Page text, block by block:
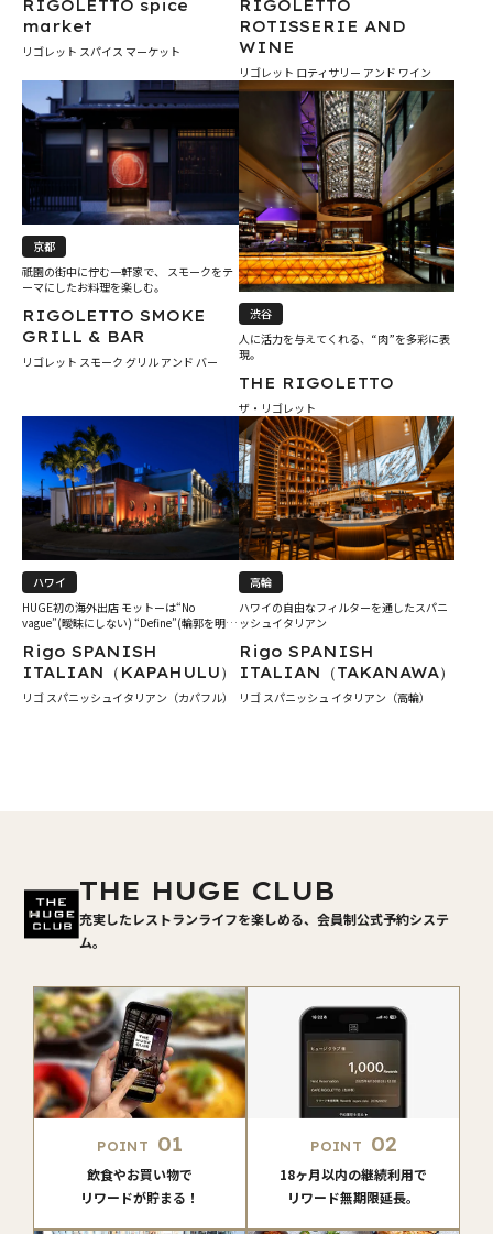
RIGOLETTO spice
market
リゴレット スパイス マーケット
RIGOLETTO
ROTISSERIE AND
WINE
リゴレット ロティサリー アンド ワイン
京都
祇園の街中に佇む一軒家で、 スモークをテ
ーマにしたお料理を楽しむ。
RIGOLETTO SMOKE
GRILL & BAR
リゴレット スモーク グリル アンド バー
渋谷
人に活力を与えてくれる、“肉”を多彩に表
現。
THE RIGOLETTO
ザ・リゴレット
ハワイ
HUGE初の海外出店 モットーは“No
vague”(曖昧にしない) “Define”(輪郭を明瞭
Rigo SPANISH
ITALIAN（KAPAHULU）
リゴ スパニッシュイタリアン（カパフル）
高輪
ハワイの自由なフィルターを通したスパニ
ッシュイタリアン
Rigo SPANISH
ITALIAN（TAKANAWA）
リゴ スパニッシュ イタリアン（高輪）
THE HUGE CLUB
充実したレストランライフを楽しめる、会員制公式予約システ
ム。
POINT 01
飲食やお買い物で
リワードが貯まる！
POINT 02
18ヶ月以内の継続利用で
リワード無期限延長。